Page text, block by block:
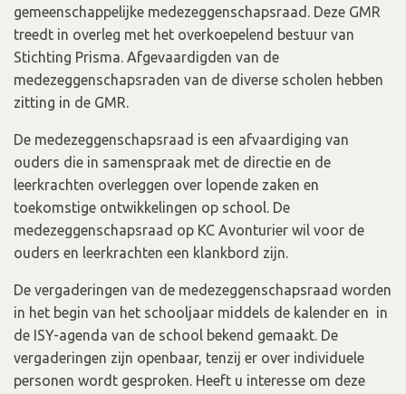
gemeenschappelijke medezeggenschapsraad. Deze GMR
treedt in overleg met het overkoepelend bestuur van
Stichting Prisma. Afgevaardigden van de
medezeggenschapsraden van de diverse scholen hebben
zitting in de GMR.
De medezeggenschapsraad is een afvaardiging van
ouders die in samenspraak met de directie en de
leerkrachten overleggen over lopende zaken en
toekomstige ontwikkelingen op school. De
medezeggenschapsraad op KC Avonturier wil voor de
ouders en leerkrachten een klankbord zijn.
De vergaderingen van de medezeggenschapsraad worden
in het begin van het schooljaar middels de kalender en in
de ISY-agenda van de school bekend gemaakt. De
vergaderingen zijn openbaar, tenzij er over individuele
personen wordt gesproken. Heeft u interesse om deze